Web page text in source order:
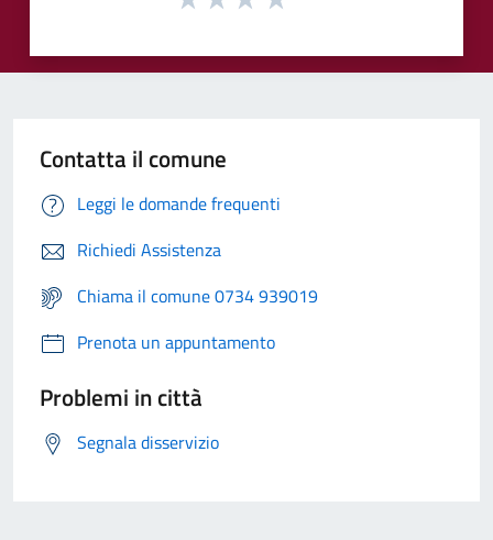
Contatta il comune
Leggi le domande frequenti
Richiedi Assistenza
Chiama il comune 0734 939019
Prenota un appuntamento
Problemi in città
Segnala disservizio